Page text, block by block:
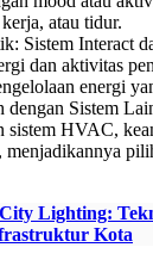
atau tidur.
Sistem Interact
dan aktivitas
energi
dengan Sistem
sistem HVAC,
menjadikannya
Lighting:
Kota